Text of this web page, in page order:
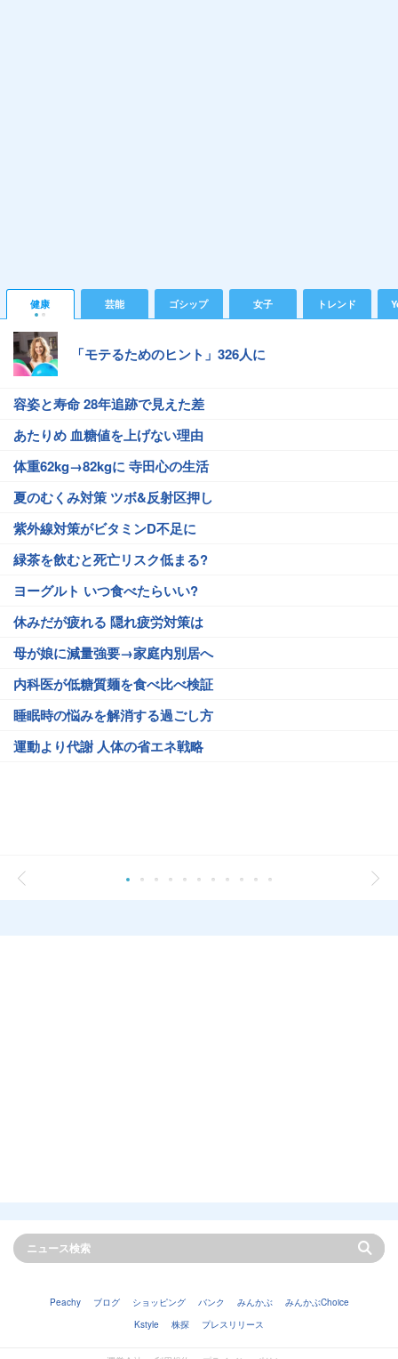
健康 芸能 ゴシップ 女子 トレンド
「モテるためのヒント」326人に
容姿と寿命 28年追跡で見えた差
あたりめ 血糖値を上げない理由
体重62kg→82kgに 寺田心の生活
夏のむくみ対策 ツボ&反射区押し
紫外線対策がビタミンD不足に
緑茶を飲むと死亡リスク低まる?
ヨーグルト いつ食べたらいい?
休みだが疲れる 隠れ疲労対策は
母が娘に減量強要→家庭内別居へ
内科医が低糖質麺を食べ比べ検証
睡眠時の悩みを解消する過ごし方
運動より代謝 人体の省エネ戦略
Peachy ブログ ショッピング バンク みんかぶ
みんかぶChoice
Kstyle
株探 プレスリリース